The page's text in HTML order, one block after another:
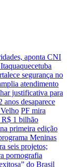
aponta CNI
segurança no
atendimento
justificativa para
anos desaparece
PF mira
R$ 1 bilhão
primeira edição
Meninas
seis projetos;
pornografia
do Brasil